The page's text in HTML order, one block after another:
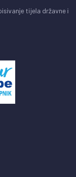
tijela državne i